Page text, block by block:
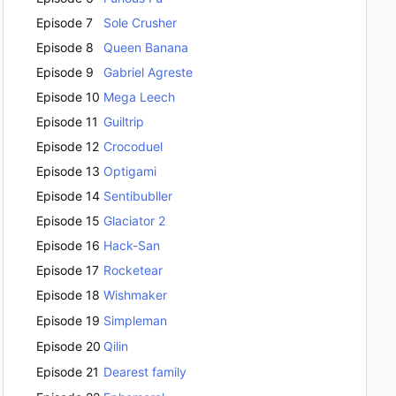
Episode 7
Sole Crusher
Episode 8
Queen Banana
Episode 9
Gabriel Agreste
Episode 10 Mega Leech
Episode 11 Guiltrip
Episode 12 Crocoduel
Episode 13 Optigami
Episode 14 Sentibubller
Episode 15 Glaciator 2
Episode 16 Hack-San
Episode 17 Rocketear
Episode 18 Wishmaker
Episode 19 Simpleman
Episode 20 Qilin
Episode 21 Dearest family